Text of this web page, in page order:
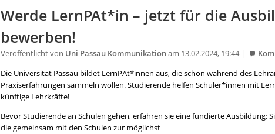
Werde LernPAt*in – jetzt für die
bewerben!
Veröffentlicht von Uni Passau Kommunikationam 13.02.2024, 19:44 |
Die Universität Passau bildet LernPAt*innen aus, die schon während des
Praxiserfahrungen sammeln wollen. Studierende helfen Schüler*innen mit
künftige Lehrkräfte!
Bevor Studierende an Schulen gehen, erfahren sie eine fundierte Ausbildung:
die gemeinsam mit den Schulen zur möglichst …